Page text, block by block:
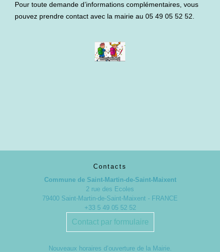
Pour toute demande d’informations complémentaires, vous
pouvez prendre contact avec la mairie au 05 49 05 52 52.
Contacts
Commune de Saint-Martin-de-Saint-Maixent
2 rue des Ecoles
79400 Saint-Martin-de-Saint-Maixent - FRANCE
+33 5 49 05 52 52
Contact par formulaire
Nouveaux horaires d’ouverture de la Mairie.